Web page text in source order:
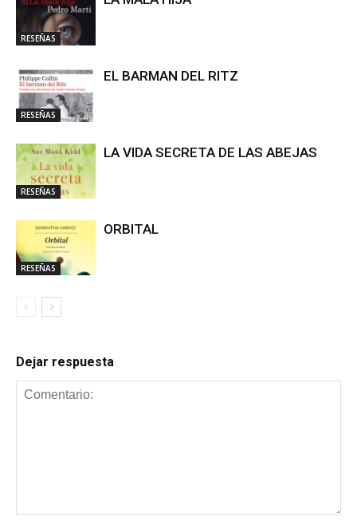
RESEÑAS
RESEÑAS
EL BARMAN DEL RITZ
RESEÑAS
LA VIDA SECRETA DE LAS ABEJAS
RESEÑAS
ORBITAL
Dejar respuesta